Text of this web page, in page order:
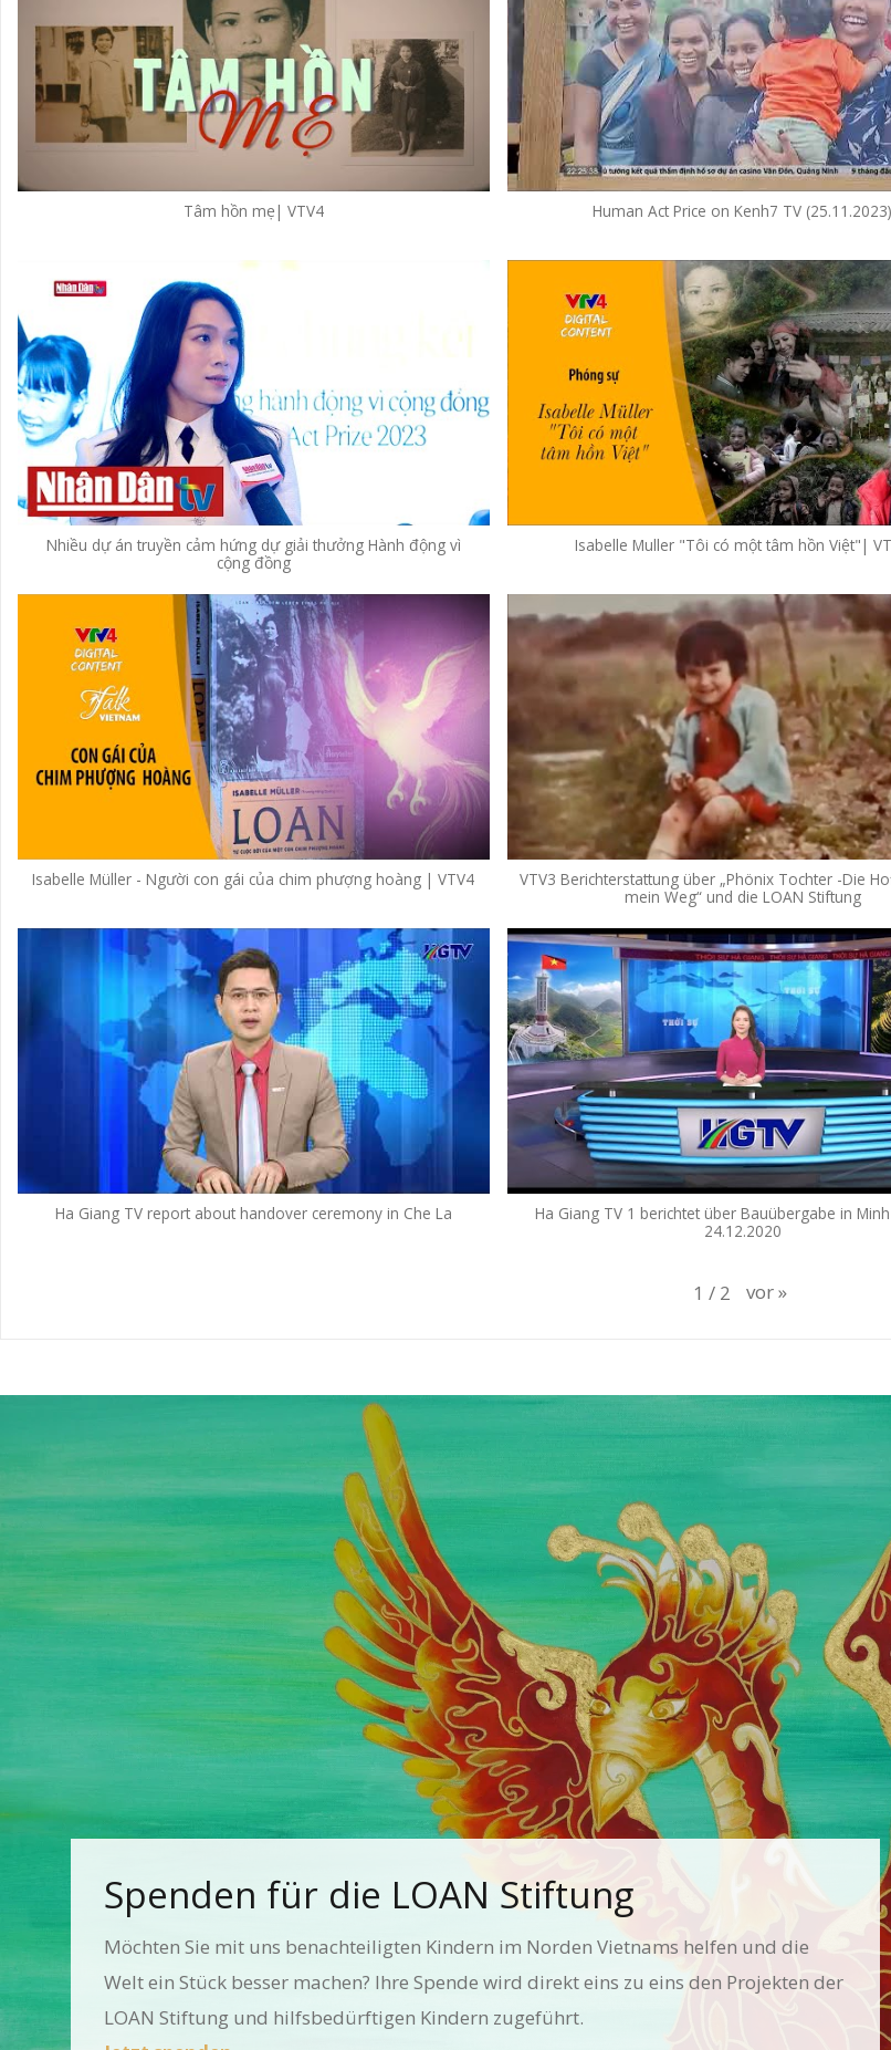
Tâm hồn mẹ| VTV4 Human Act Price on Kenh7 TV (25.11.2023)
Nhiều dự án truyền cảm hứng dự giải thưởng Hành động vì
cộng đồng
Isabelle Muller "Tôi có một tâm hồn Việt"|
Isabelle Müller - Người con gái của chim phượng hoàng | VTV4
VTV3 Berichterstattung über „Phönix Tochter -Die
mein Weg“ und die LOAN Stiftung
Ha Giang TV report about handover ceremony in Che La
Ha Giang TV 1 berichtet über Bauübergabe in
24.12.2020
1 / 2 vor»
Spenden für die LOAN Stiftung
Möchten Sie mit uns benachteiligten Kindern im Norden Vietnams helfen und die
Welt ein Stück besser machen? Ihre Spende wird direkt eins zu eins den Projekten der
LOAN Stiftung und hilfsbedürftigen Kindern zugeführt.